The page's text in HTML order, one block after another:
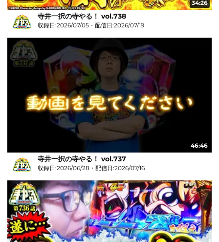
34:26
寺井一択の寺やる！ vol.738
収録日:2026/07/05・配信日:2026/07/19
46:46
寺井一択の寺やる！ vol.737
収録日:2026/06/28・配信日:2026/07/16